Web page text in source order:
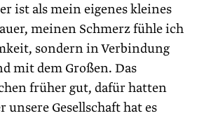
ist als mein eigenes kleines
meinen Schmerz fühle ich
sondern in Verbindung
mit dem Großen. Das
früher gut, dafür hatten
unsere Gesellschaft hat es